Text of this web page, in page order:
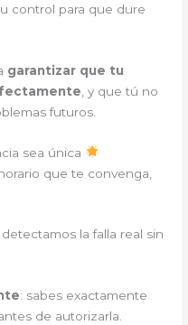
control para que dure
garantizar que tu
, y que tú no
futuros.
sea única
que te convenga,
detectamos la falla real sin
: sabes exactamente
de autorizarla.